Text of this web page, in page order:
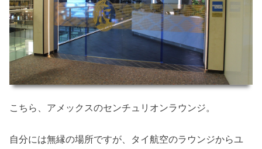
こちら、アメックスのセンチュリオンラウンジ。
自分には無縁の場所ですが、タイ航空のラウンジからユ